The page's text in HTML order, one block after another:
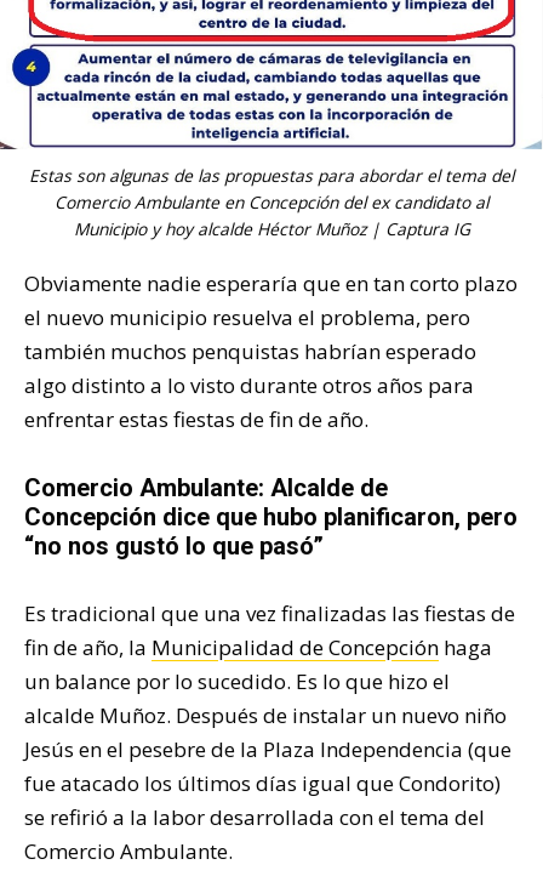
Estas son algunas de las propuestas para abordar el tema del
Comercio Ambulante en Concepción del ex candidato al
Municipio y hoy alcalde Héctor Muñoz | Captura IG
Obviamente nadie esperaría que en tan corto plazo
el nuevo municipio resuelva el problema, pero
también muchos penquistas habrían esperado
algo distinto a lo visto durante otros años para
enfrentar estas fiestas de fin de año.
Comercio Ambulante: Alcalde de
Concepción dice que hubo planificaron, pero
“no nos gustó lo que pasó”
Es tradicional que una vez finalizadas las fiestas de
fin de año, la Municipalidad de Concepción haga
un balance por lo sucedido. Es lo que hizo el
alcalde Muñoz. Después de instalar un nuevo niño
Jesús en el pesebre de la Plaza Independencia (que
fue atacado los últimos días igual que Condorito)
se refirió a la labor desarrollada con el tema del
Comercio Ambulante.